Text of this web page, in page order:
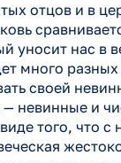
отцов и в
уносит нас в
много
своей
невинные и
того, что с